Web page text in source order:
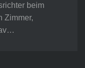
beim
Zimmer,